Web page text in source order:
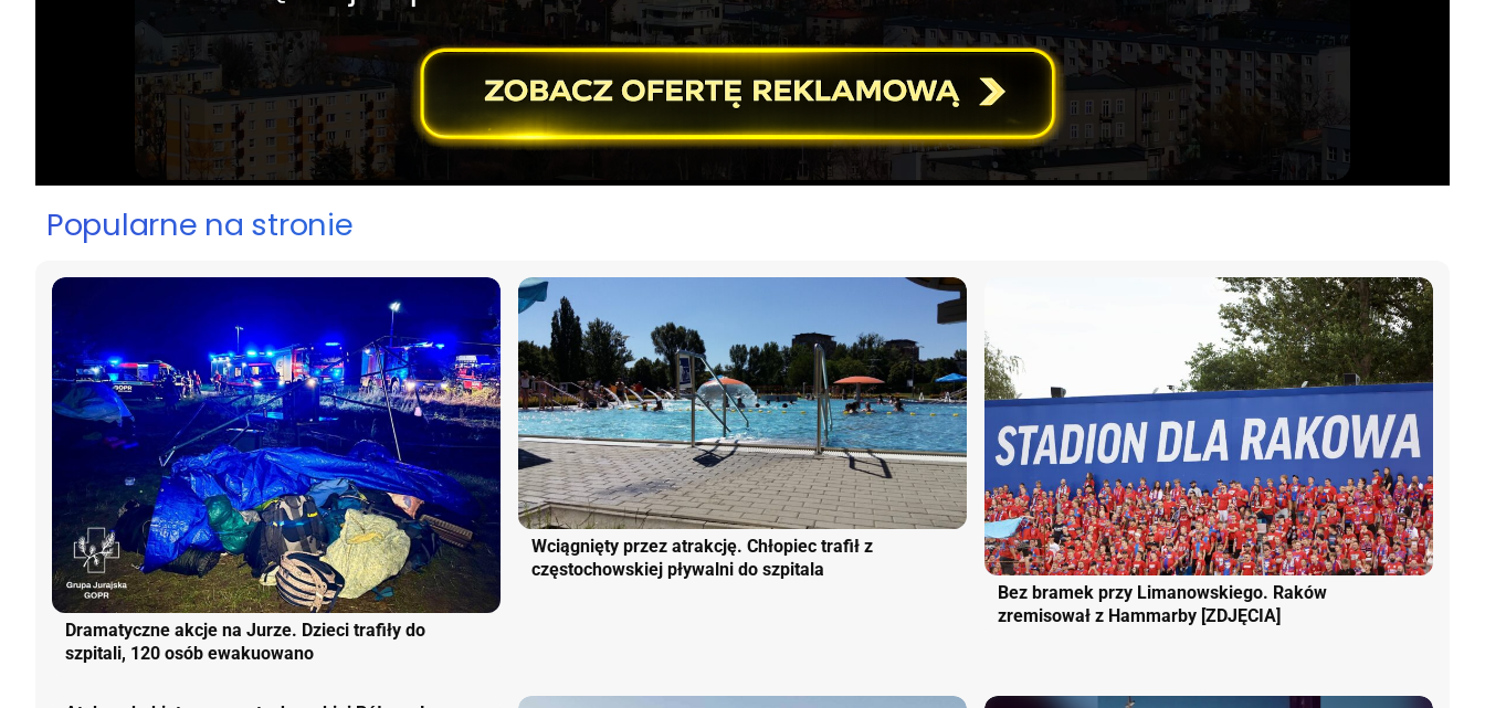
Popularne na stronie
Dramatyczne akcje na Jurze. Dzieci trafiły do
szpitali, 120 osób ewakuowano
Wciągnięty przez atrakcję. Chłopiec trafił z
częstochowskiej pływalni do szpitala
Bez bramek przy Limanowskiego. Raków
zremisował z Hammarby [ZDJĘCIA]